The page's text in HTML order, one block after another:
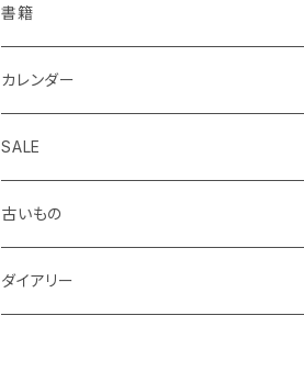
Helix
BIC
centropen
AUTOPOINT
PARKER
ALASKA BUNGU
ノラヤ
杉本ふみ
みやしたゆみ
池田久美子
修正液、修正テープ
パンチ、ステープラー
定規、テンプレート
クリップ、割ピン、画鋲、輪ゴム、状差し
消しゴム
スクラップブック、アルバム
メモカード、ラベルブック
マスキングテープ
付箋、シール
包装紙、紙袋
チケット、マッチラベル、切手
ペンケース、お財布、ポーチ、カードケース
ブックカバー、栞、ブックスタンド
バッグ
バッジ、ブローチ、キーホルダー
ハンカチ、手ぬぐい
書籍
カレンダー
SALE
古いもの
ダイアリー